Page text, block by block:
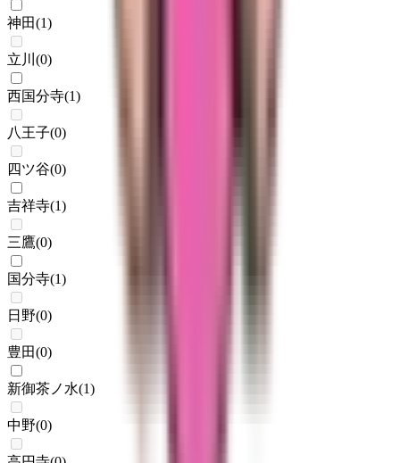
神田(1)
立川 (0)
西国分寺(1)
八王子(0)
四ツ谷(0)
吉祥寺(1)
三鷹(0)
国分寺(1)
日野(0)
豊田(0)
新御茶ノ水(1)
中野(0)